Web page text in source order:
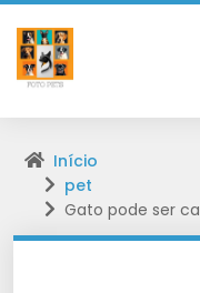
Início
pet
Gato pode ser